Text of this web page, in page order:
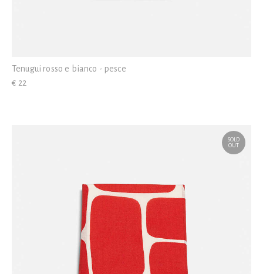
Tenugui rosso e bianco - pesce
€ 22
SOLD
OUT